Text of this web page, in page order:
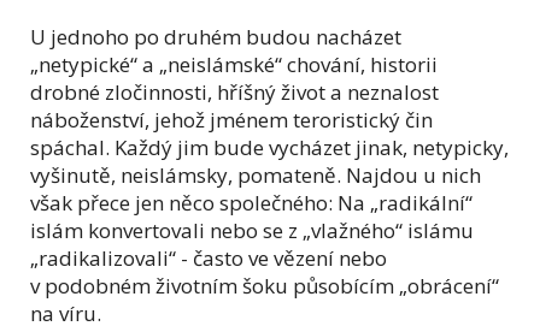
U jednoho po druhém budou nacházet
„netypické“ a „neislámské“ chování, historii
drobné zločinnosti, hříšný život a neznalost
náboženství, jehož jménem teroristický čin
spáchal. Každý jim bude vycházet jinak, netypicky,
vyšinutě, neislámsky, pomateně. Najdou u nich
však přece jen něco společného: Na „radikální“
islám konvertovali nebo se z „vlažného“ islámu
„radikalizovali“ - často ve vězení nebo
v podobném životním šoku působícím „obrácení“
na víru.